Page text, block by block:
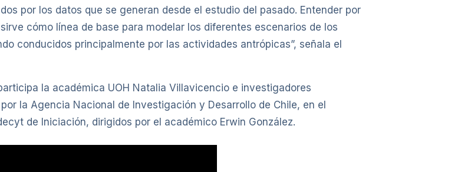
por los datos que se generan desde el estudio del pasado. Entender por
cómo línea de base para modelar los diferentes escenarios de los
conducidos principalmente por las actividades antrópicas”, señala el
la académica UOH Natalia Villavicencio e investigadores
la Agencia Nacional de Investigación y Desarrollo de Chile, en el
de Iniciación, dirigidos por el académico Erwin González.